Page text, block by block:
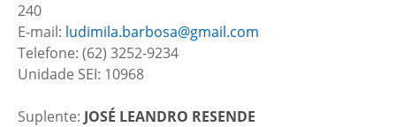
240
E-mail: ludimila.barbosa@gmail.com
Telefone: (62) 3252-9234
Unidade SEI: 10968
Suplente: JOSÉ LEANDRO RESENDE